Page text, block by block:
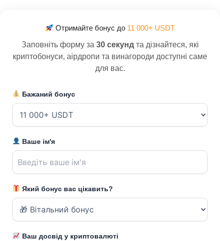
Отримайте бонус до 11 000+ USDT
Заповніть форму за 30 секундта дізнайтеся, які
криптобонуси, аірдропи та винагороди доступні саме
для вас.
Бажаний бонус
Ваше ім'я
Який бонус вас цікавить?
Ваш досвід у криптовалюті